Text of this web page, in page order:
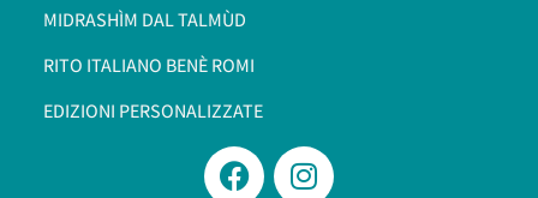
MIDRASHÌM DAL TALMÙD
RITO ITALIANO BENÈ ROMI​
EDIZIONI PERSONALIZZATE